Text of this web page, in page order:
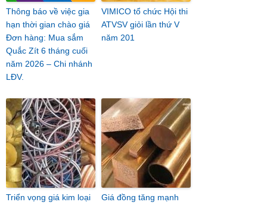
Thông báo về việc gia
hạn thời gian chào giá
Đơn hàng: Mua sắm
Quắc Zít 6 tháng cuối
năm 2026 – Chi nhánh
LĐV.
VIMICO tổ chức Hội thi
ATVSV giỏi lần thứ V
năm 201
Triển vọng giá kim loại
Giá đồng tăng mạnh